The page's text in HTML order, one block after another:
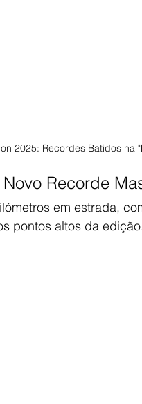
2025: Recordes Batidos na
Recorde
em estrada,
pontos altos da